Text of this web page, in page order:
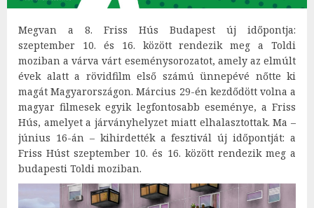
Megvan a 8. Friss Hús Budapest új időpontja:
szeptember 10. és 16. között rendezik meg a Toldi
moziban a várva várt eseménysorozatot, amely az elmúlt
évek alatt a rövidfilm első számú ünnepévé nőtte ki
magát Magyarországon. Március 29-én kezdődött volna a
magyar filmesek egyik legfontosabb eseménye, a Friss
Hús, amelyet a járványhelyzet miatt elhalasztottak. Ma –
június 16-án – kihirdették a fesztivál új időpontját: a
Friss Húst szeptember 10. és 16. között rendezik meg a
budapesti Toldi moziban.